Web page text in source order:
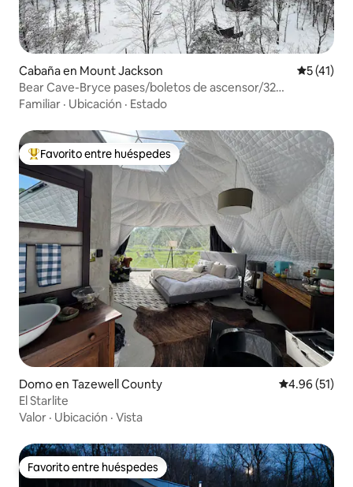
Cabaña en Mount Jackson
5 (41)
Bear Cave-Bryce pases/boletos de ascensor/32
Acr/Gimnasio/Sauna/
Familiar · Ubicación · Estado
De los mejores en Favorito entre huéspedes
Favorito entre huéspedes
Domo en Tazewell County Calificación
4.96 (51)
El Starlite
Valor · Ubicación · Vista
Favorito entre huéspedes
Favorito entre huéspedes